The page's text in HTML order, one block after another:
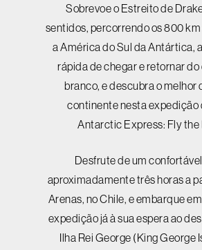
Sobrevoe o Estreito de
sentidos, percorrendo os 800
a América do Sul da Antártica,
rápida de chegar e retornar
branco, e descubra o melhor
continente nesta expedição
Antarctic Express: Fly the
Desfrute de um
aproximadamente três horas a
Arenas, no Chile, e embarque
expedição já à sua espera ao
Ilha Rei George (King George